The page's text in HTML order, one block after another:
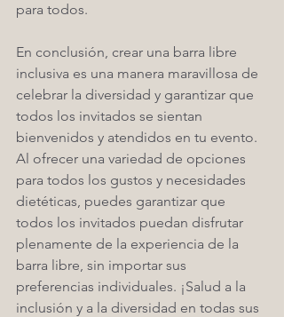
para todos.
En conclusión, crear una barra libre
inclusiva es una manera maravillosa de
celebrar la diversidad y garantizar que
todos los invitados se sientan
bienvenidos y atendidos en tu evento.
Al ofrecer una variedad de opciones
para todos los gustos y necesidades
dietéticas, puedes garantizar que
todos los invitados puedan disfrutar
plenamente de la experiencia de la
barra libre, sin importar sus
preferencias individuales. ¡Salud a la
inclusión y a la diversidad en todas sus